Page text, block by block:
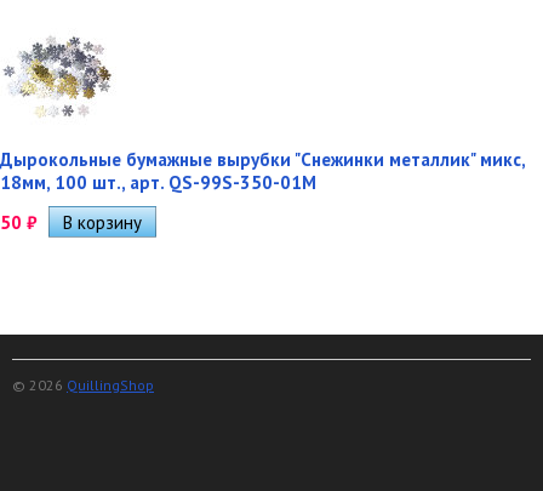
Дырокольные бумажные вырубки "Снежинки металлик" микс,
18мм, 100 шт., арт. QS-99S-350-01M
50 ₽
© 2026 QuillingShop